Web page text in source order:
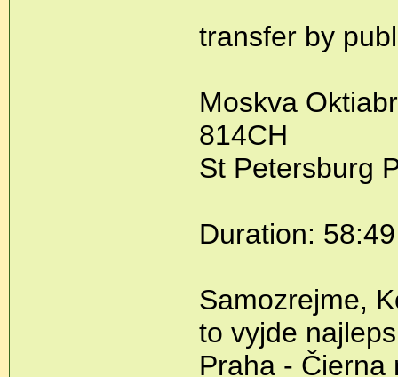
transfer by
Moskva
814CH
St Petersburg
Duration: 58:49
Samozrejme,
to vyjde
Praha - Čierna